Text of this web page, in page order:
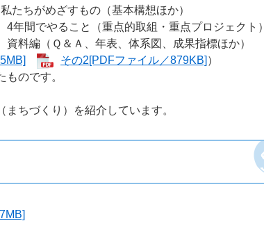
たちがめざすもの（基本構想ほか）
4年間でやること（重点的取組・重点プロジェクト）
資料編（Ｑ＆Ａ、年表、体系図、成果指標ほか）
その2[PDFファイル／879KB] ）
のです。
ちづくり）を紹介しています。